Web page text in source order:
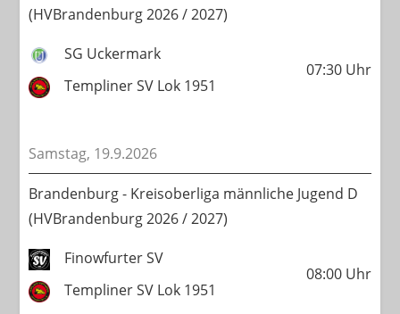
(HVBrandenburg 2026 / 2027)
SG Uckermark
Templiner SV Lok 1951
07:30Uhr
Samstag, 19.9.2026
Brandenburg - Kreisoberliga männliche Jugend D
(HVBrandenburg 2026 / 2027)
Finowfurter SV
Templiner SV Lok 1951
08:00Uhr